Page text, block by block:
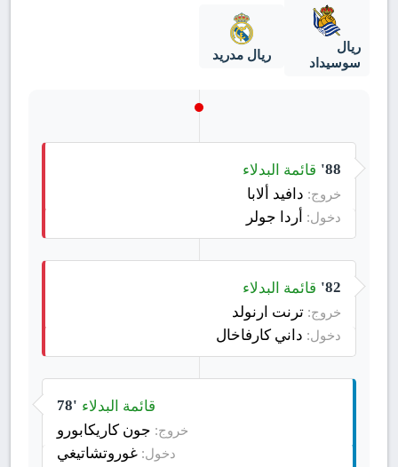
ريال
سوسيداد
ريال مدريد
88' قائمة البدلاء
خروج: دافيد ألابا
دخول: أردا جولر
82' قائمة البدلاء
خروج: ترنت ارنولد
دخول: داني كارفاخال
78' قائمة البدلاء
خروج: جون كاريكابورو
دخول: غوروتشاتيغي